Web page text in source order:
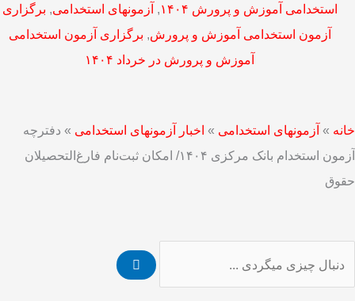
استخدامی آموزش و پرورش ۱۴۰۴
, آزمونهای استخدامی, برگزاری
آزمون استخدامی آموزش و پرورش, برگزاری آزمون استخدامی
آموزش و پرورش در خرداد ۱۴۰۴
خانه » آزمونهای استخدامی » اخبار آزمونهای استخدامی » دفترچه
آزمون استخدام بانک مرکزی ۱۴۰۴/ امکان ثبت‌نام فارغ‌التحصیلان
حقوق